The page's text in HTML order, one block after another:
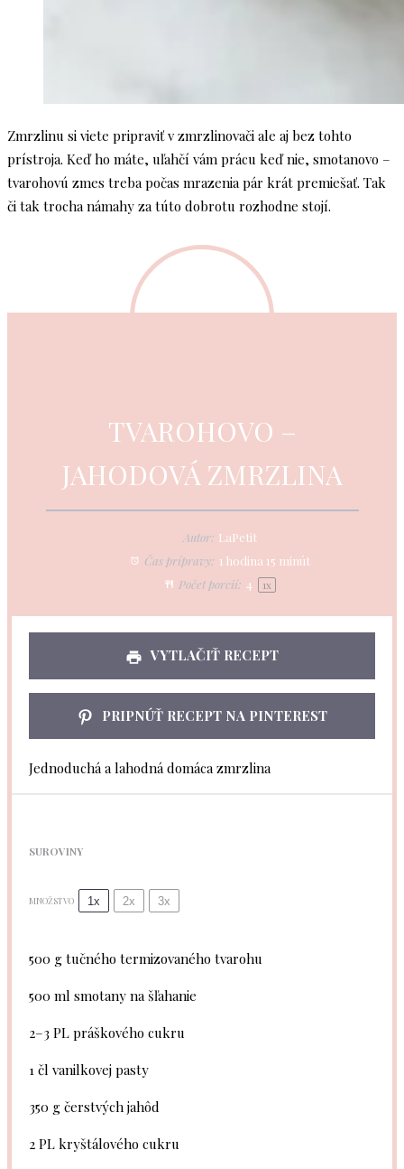
Zmrzlinu si viete pripraviť v zmrzlinovači ale aj bez tohto
prístroja. Keď ho máte, uľahčí vám prácu keď nie, smotanovo –
tvarohovú zmes treba počas mrazenia pár krát premiešať. Tak
či tak trocha námahy za túto dobrotu rozhodne stojí.
TVAROHOVO –
JAHODOVÁ ZMRZLINA
Autor: LaPetit
Čas prípravy: 1 hodina 15 minút
Počet porcií: 4 1x
VYTLAČIŤ RECEPT
PRIPNÚŤ RECEPT NA PINTEREST
Jednoduchá a lahodná domáca zmrzlina
SUROVINY
MNOŽSTVO 1x 2x 3x
500 g tučného termizovaného tvarohu
500 ml smotany na šľahanie
2–3 PL práškového cukru
1 čl vanilkovej pasty
350 g čerstvých jahôd
2PL kryštálového cukru